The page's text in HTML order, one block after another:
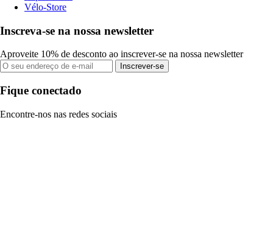
Vélo-Store
Inscreva-se na nossa newsletter
Aproveite 10% de desconto ao inscrever-se na nossa newsletter
Inscrever-se
Fique conectado
Encontre-nos nas redes sociais